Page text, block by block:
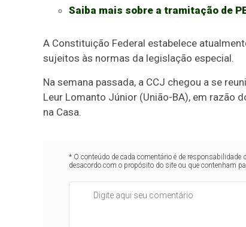
Saiba mais sobre a tramitação de
A Constituição Federal estabelece
sujeitos às normas da legislação especial.
Na semana passada, a CCJ chegou a se
Leur Lomanto Júnior (União-BA), em razão
na Casa.
* O conteúdo de cada comentário é de
desacordo com o propósito do site ou que contenham